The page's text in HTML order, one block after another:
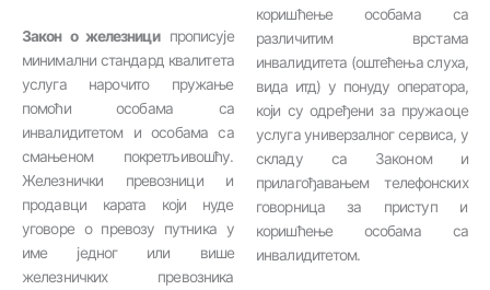
Закон о железниципрописује
минимални стандард квалитета
услуга нарочито пружање
помоћи особама са
инвалидитетом и особама са
смањеном покретљивошћу.
Железнички превозници и
продавци карата који нуде
уговоре о превозу путника у
име једног или више
железничких превозника
коришћење особама са
различитим врстама
инвалидитета (оштећења слуха,
вида итд) у понуду оператора,
који су одређени за пружаоце
услуга универзалног сервиса, у
складу са Законом и
прилагођавањем телефонских
говорница за приступ и
коришћење особама са
инвалидитетом.